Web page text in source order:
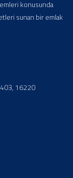
konusunda
sunan bir emlak
16220